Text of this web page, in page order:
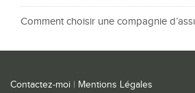
Comment choisir une compagnie
Contactez-moi | Mentions Légales